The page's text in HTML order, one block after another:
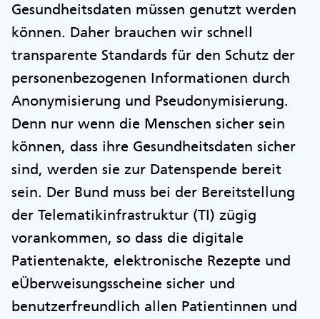
Gesundheitsdaten müssen genutzt werden
können. Daher brauchen wir schnell
transparente Standards für den Schutz der
personenbezogenen Informationen durch
Anonymisierung und Pseudonymisierung.
Denn nur wenn die Menschen sicher sein
können, dass ihre Gesundheitsdaten sicher
sind, werden sie zur Datenspende bereit
sein. Der Bund muss bei der Bereitstellung
der Telematikinfrastruktur (TI) zügig
vorankommen, so dass die digitale
Patientenakte, elektronische Rezepte und
eÜberweisungsscheine sicher und
benutzerfreundlich allen Patientinnen und